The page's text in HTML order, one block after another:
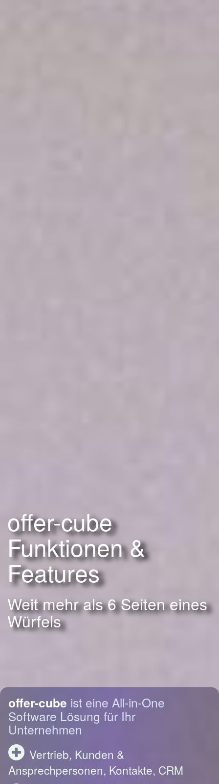
offer-cube
Funktionen &
Features
Weit mehr als 6 Seiten eines
Würfels
offer-cube ist eine All-in-One
Software Lösung für Ihr
Unternehmen
Vertrieb, Kunden &
Ansprechpersonen, Kontakte, CRM